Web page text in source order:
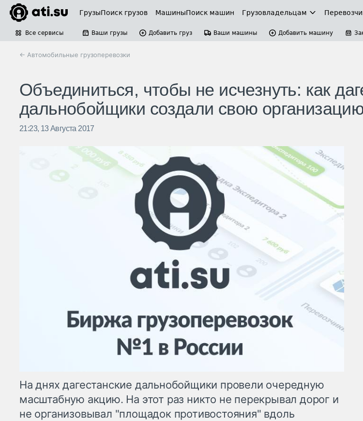
ГрузыПоиск грузов МашиныПоиск машин Грузовладельцам
Все сервисы Ваши грузы Добавить груз Ваши машины Добавить машину
← Автомобильные грузоперевозки
Объединиться, чтобы не исчезнуть: как
дальнобойщики создали свою
21:23, 13 Августа 2017
На днях дагестанские дальнобойщики провели очередную
масштабную акцию. На этот раз никто не перекрывал дорог и
не организовывал "площадок противостояния" вдоль